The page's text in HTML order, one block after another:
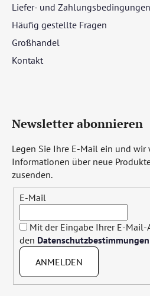
Liefer- und Zahlungsbedingungen
Häufig gestellte Fragen
Großhandel
Kontakt
Newsletter abonnieren
Legen Sie Ihre E-Mail ein und wir
Informationen über neue
zusenden.
E-Mail
Mit der Eingabe Ihrer E-Mail-
den Datenschutzbestimmungen
ANMELDEN